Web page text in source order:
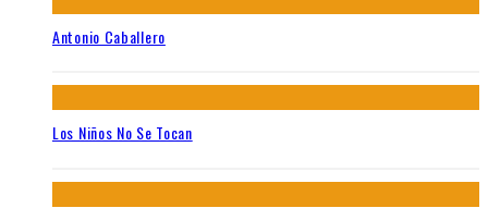
Antonio Caballero
Los Niños No Se Tocan